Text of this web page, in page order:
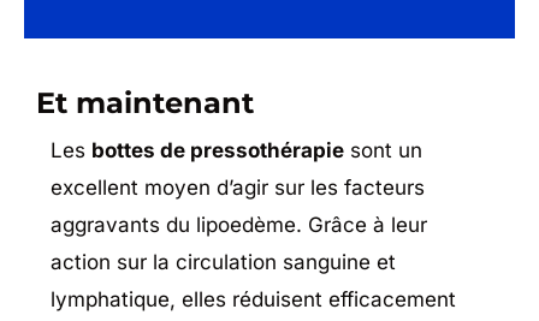
Et maintenant
Les bottes de pressothérapie sont un
excellent moyen d’agir sur les facteurs
aggravants du lipoedème. Grâce à leur
action sur la circulation sanguine et
lymphatique, elles réduisent efficacement